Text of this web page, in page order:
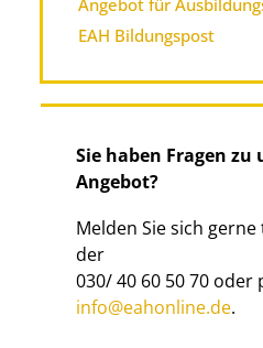
Angebot für
EAH Bildungspost
Sie haben Fragen zu
Angebot?
Melden Sie sich
der
030/ 40 60 50 70 oder
info@eahonline.de.